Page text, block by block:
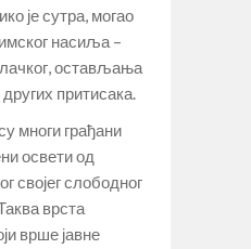
је сутра, могао
насиља –
остављања
притисака.
многи грађани
освети од
својег слободног
врста
врше јавне